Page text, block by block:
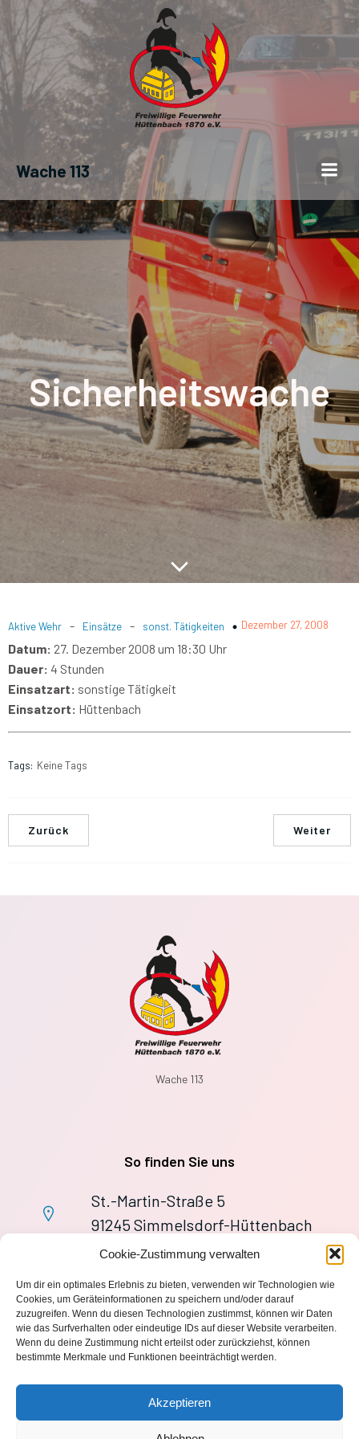
Cookie-Zustimmung verwalten
Um dir ein optimales Erlebnis zu bieten, verwenden wir Technologien wie
Cookies, um Geräteinformationen zu speichern und/oder darauf
zuzugreifen. Wenn du diesen Technologien zustimmst, können wir Daten
wie das Surfverhalten oder eindeutige IDs auf dieser Website verarbeiten.
Wenn du deine Zustimmung nicht erteilst oder zurückziehst, können
bestimmte Merkmale und Funktionen beeinträchtigt werden.
Akzeptieren
Wache 113
Sicherheitswache
Aktive Wehr - Einsätze - sonst. Tätigkeiten Dezember 27, 2008
Datum: 27. Dezember 2008 um 18:30 Uhr
Dauer: 4 Stunden
Einsatzart: sonstige Tätigkeit
Einsatzort: Hüttenbach
Tags: Keine Tags
Zurück Weiter
Wache 113
So finden Sie uns
St.-Martin-Straße 5
91245 Simmelsdorf-Hüttenbach
+49 9155 9279727
wache113@ff-huettenbach.de